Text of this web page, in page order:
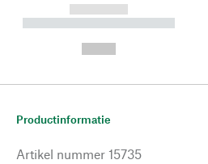
------------
----------- ----------- --------
Productinformatie
Artikel nummer 15735